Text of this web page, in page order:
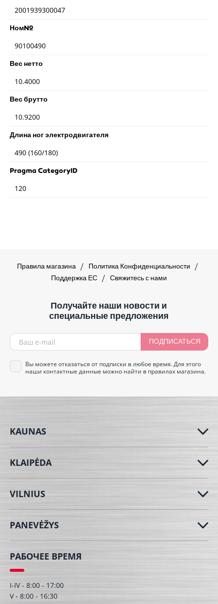
2001939300047
Ном№
90100490
Вес нетто
10.4000
Вес брутто
10.9200
Длина ног электродвигателя
490 (160/180)
Pragma CategoryID
120
Правила магазина
Политика Конфиденциальности
Поддержка ЕС
Свяжитесь с нами
Получайте наши новости и
специальные предложения
ПОДПИСАТЬСЯ
Вы можете отказаться от подписки в любое время. Для этого
наши контактные данные можно найти в правилах магазина.
KAUNAS
KLAIPĖDA
VILNIUS
PANEVĖŽYS
РАБОЧЕЕ ВРЕМЯ
I-IV - 8:00 - 17:00
V - 8:00 - 16:30